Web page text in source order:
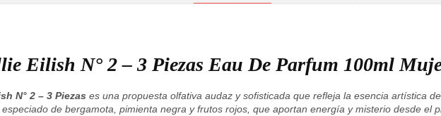
Eilish N° 2 – 3 Piezas Eau De Parfum 100ml
N° 2 – 3 Piezas es una propuesta olfativa audaz y sofisticada que refleja la esencia artística
de bergamota, pimienta negra y frutos rojos, que aportan energía y misterio desde el